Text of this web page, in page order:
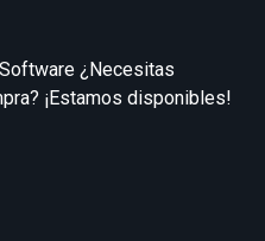
¿Necesitas
¡Estamos disponibles!